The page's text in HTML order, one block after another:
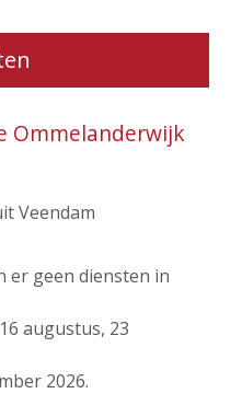
Ommelanderwijk
Veendam
er geen diensten in
augustus, 23
2026.